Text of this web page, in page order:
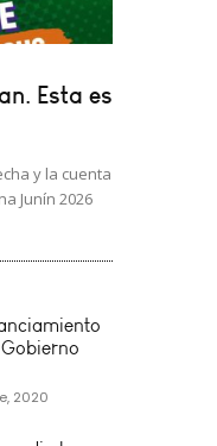
Esta es
y la cuenta
Junín 2026
2020